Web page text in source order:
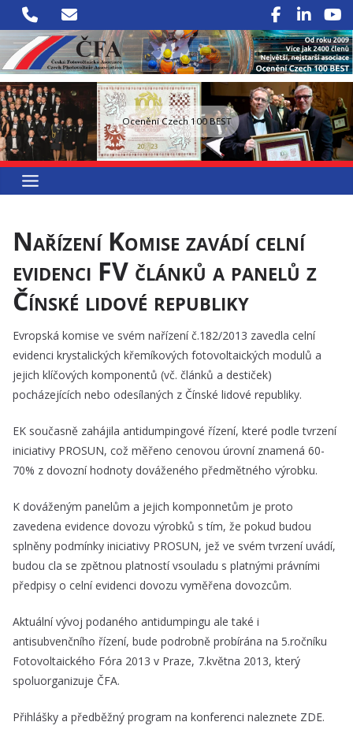
Přeskočit
na
obsah
Ocenění Czech 100 BEST
Nařízení Komise zavádí celní
evidenci FV článků a panelů z
Čínské lidové republiky
Evropská komise ve svém nařízení č.182/2013 zavedla celní
evidenci krystalických křemíkových fotovoltaických modulů a
jejich klíčových komponentů (vč. článků a destiček)
pocházejících nebo odesílaných z Čínské lidové republiky.
EK současně zahájila antidumpingové řízení, které podle tvrzení
iniciativy PROSUN, což měřeno cenovou úrovní znamená 60-
70% z dovozní hodnoty dováženého předmětného výrobku.
K dováženým panelům a jejich komponnetům je proto
zavedena evidence dovozu výrobků s tím, že pokud budou
splněny podmínky iniciativy PROSUN, jež ve svém tvrzení uvádí,
budou cla se zpětnou platností vsouladu s platnými právními
předpisy o celní evidenci dovozu vyměřena dovozcům.
Aktuální vývoj podaného antidumpingu ale také i
antisubvenčního řízení, bude podrobně probírána na 5.ročníku
Fotovoltaického Fóra 2013 v Praze, 7.května 2013, který
spoluorganizuje ČFA.
Přihlášky a předběžný program na konferenci naleznete ZDE.